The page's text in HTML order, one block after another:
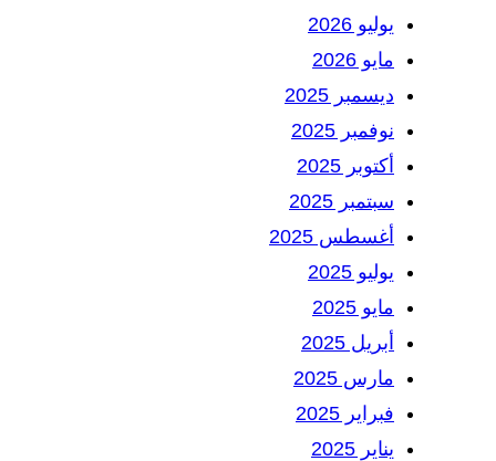
يوليو 2026
مايو 2026
ديسمبر 2025
نوفمبر 2025
أكتوبر 2025
سبتمبر 2025
أغسطس 2025
يوليو 2025
مايو 2025
أبريل 2025
مارس 2025
فبراير 2025
يناير 2025